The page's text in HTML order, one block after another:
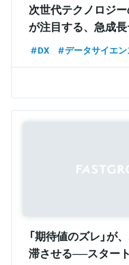
次世代テクノロジ
が注目する、急成
DX データサイエン
「期待値のズレ」
滞させる──スター